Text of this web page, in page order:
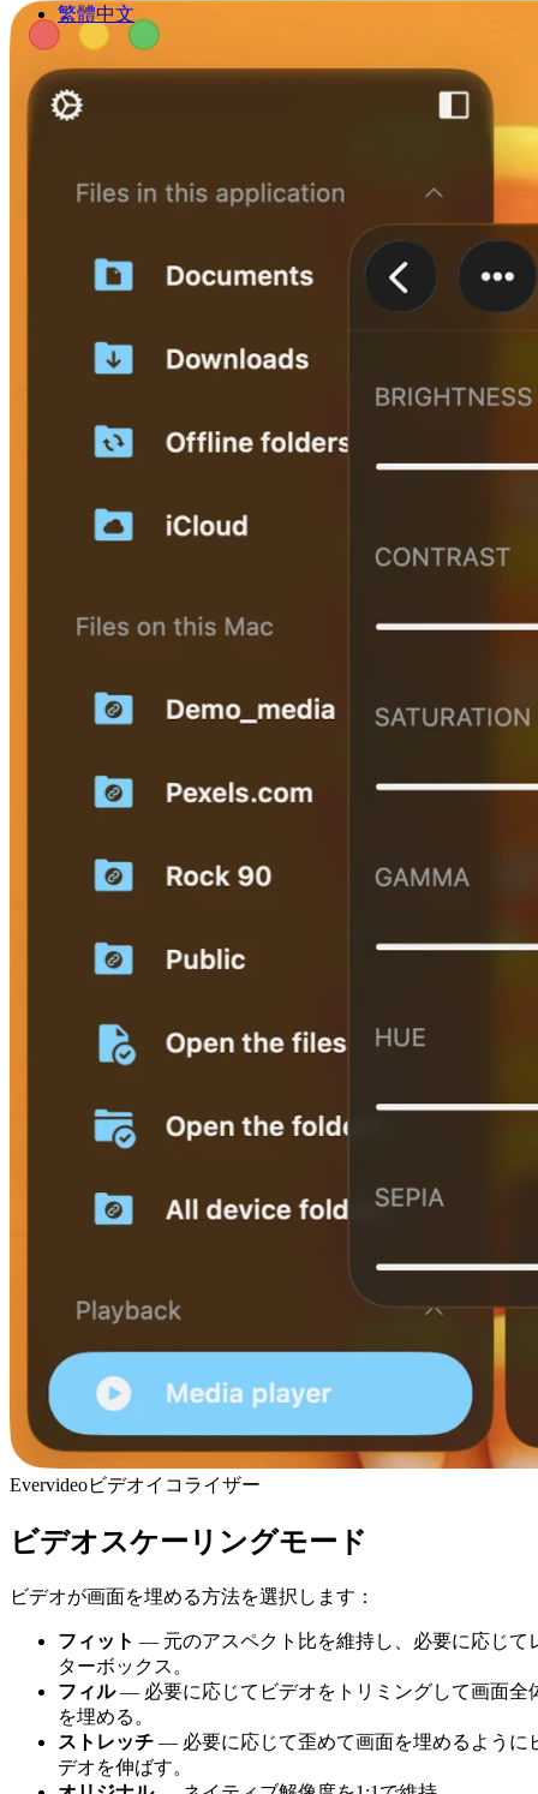
繁體中文
Evervideoビデオイコライザー
ビデオスケーリングモード
ビデオが画面を埋める方法を選択します：
フィット — 元のアスペクト比を維持し、必要に応じて
ターボックス。
フィル— 必要に応じてビデオをトリミングして画面全
を埋める。
ストレッチ — 必要に応じて歪めて画面を埋めるように
デオを伸ばす。